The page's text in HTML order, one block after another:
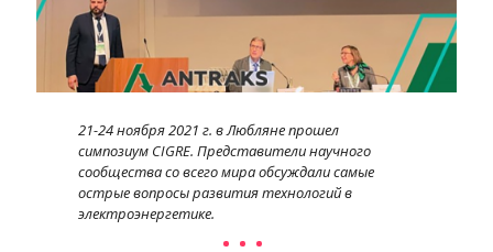
21-24 ноября 2021 г. в Любляне прошел
симпозиум CIGRE. Представители научного
сообщества со всего мира обсуждали самые
острые вопросы развития технологий в
электроэнергетике.